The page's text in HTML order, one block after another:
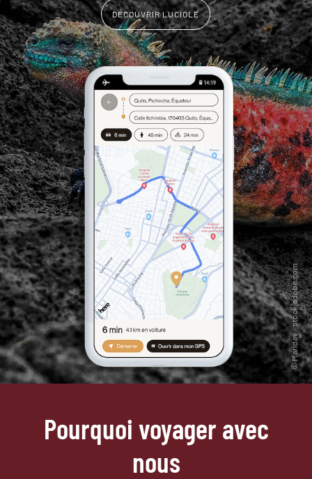
DÉCOUVRIR LUCIOLE
Pourquoi voyager avec
nous